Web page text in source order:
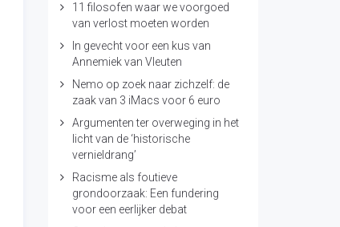
11 filosofen waar we voorgoed
van verlost moeten worden
In gevecht voor een kus van
Annemiek van Vleuten
Nemo op zoek naar zichzelf: de
zaak van 3 iMacs voor 6 euro
Argumenten ter overweging in het
licht van de ‘historische
vernieldrang’
Racisme als foutieve
grondoorzaak: Een fundering
voor een eerlijker debat